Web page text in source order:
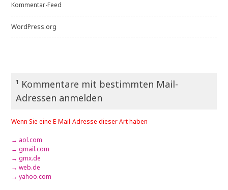
Kommentar-Feed
WordPress.org
¹ Kommentare mit bestimmten Mail-
Adressen anmelden
Wenn Sie eine E-Mail-Adresse dieser Art haben
→ aol.com
→ gmail.com
→ gmx.de
→ web.de
→ yahoo.com